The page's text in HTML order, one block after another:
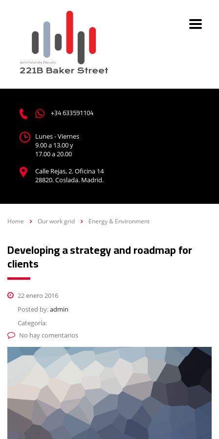
+34 633591104
Lunes - Viernes
9.00 a 13.00 y
17.00 a 20.00
Calle Rejas, 2. Oficina 14
28820. Coslada. Madrid.
Home Our work grid Energy & Environment
Developing a strategy and roadmap for
clients
22 enero 2016
Posted by:admin
Categoría:
No hay comentarios